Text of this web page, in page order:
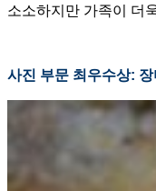
소소하지만 가족이 더
사진 부문 최우수상: